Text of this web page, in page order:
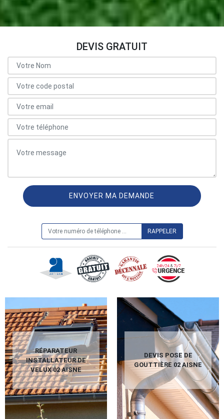
DEVIS GRATUIT
RÉPARATEUR
INSTALLATEUR DE
VELUX 02 AISNE
DEVIS POSE DE
GOUTTIÈRE 02 AISNE